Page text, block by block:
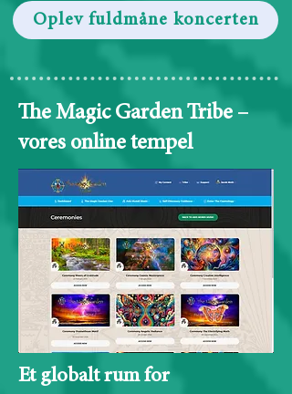
Oplev fuldmåne koncerten
The Magic Garden Tribe –
vores online tempel
Et globalt rum for